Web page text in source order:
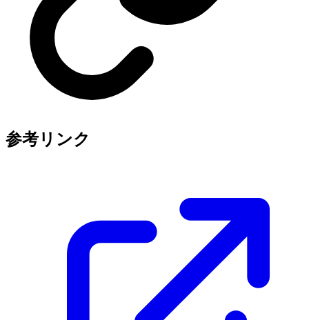
参考リンク